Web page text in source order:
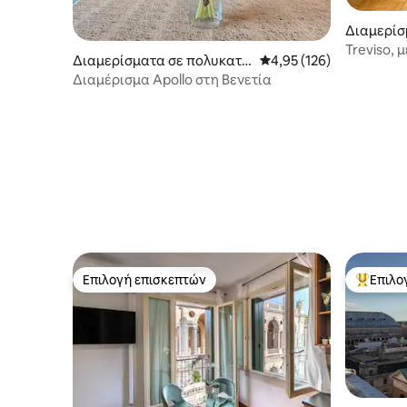
Διαμερίσματα σε πολυκατο
ικία
Μέση βαθμολογία: 4,95
4,95 (126)
Διαμέρισμα Apollo στη Βενετία
ικία
Treviso,
Επιλογή επισκεπτών
Επιλογή επισκεπτών